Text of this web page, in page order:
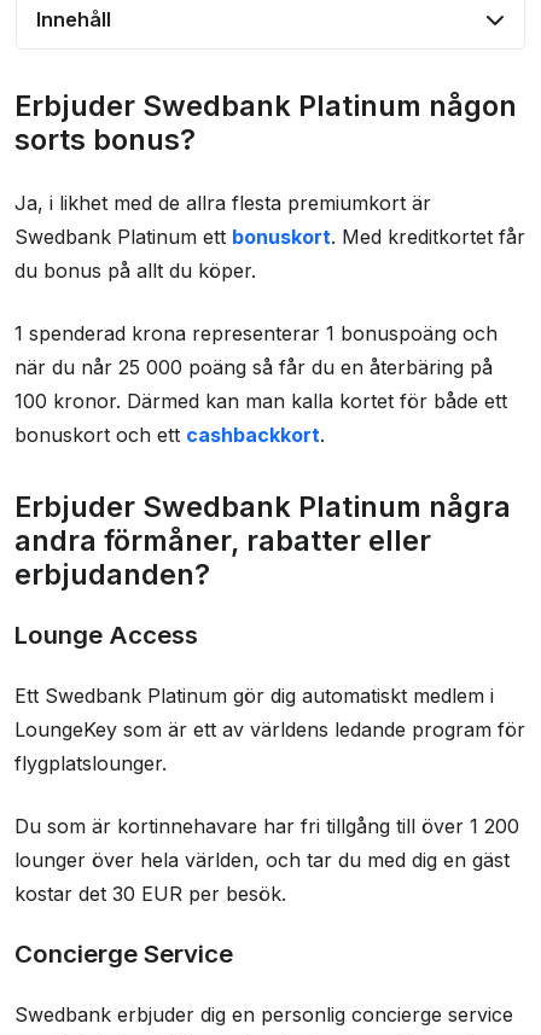
Innehåll
bonus?
förmåner, rabatter eller erbjudanden?
Vilka försäkringar ingår?
Hur hög är räntan på Swedbank Platinum?
Vilka krav måste uppfyllas?
Hur bra är Swedbanks kundtjänst?
Vad säger andra om kreditkortet?
Kontaktinformasjon
Brukeranmeldelser
Erbjuder Swedbank Platinum någon
sorts bonus?
Ja, i likhet med de allra flesta premiumkort är
Swedbank Platinum ett bonuskort. Med kreditkortet får
du bonus på allt du köper.
1 spenderad krona representerar 1 bonuspoäng och
när du når 25 000 poäng så får du en återbäring på
100 kronor. Därmed kan man kalla kortet för både ett
bonuskort och ett cashbackkort.
Erbjuder Swedbank Platinum några
andra förmåner, rabatter eller
erbjudanden?
Lounge Access
Ett Swedbank Platinum gör dig automatiskt medlem i
LoungeKey som är ett av världens ledande program för
flygplatslounger.
Du som är kortinnehavare har fri tillgång till över 1 200
lounger över hela världen, och tar du med dig en gäst
kostar det 30 EUR per besök.
Concierge Service
Swedbank erbjuder dig en personlig concierge service